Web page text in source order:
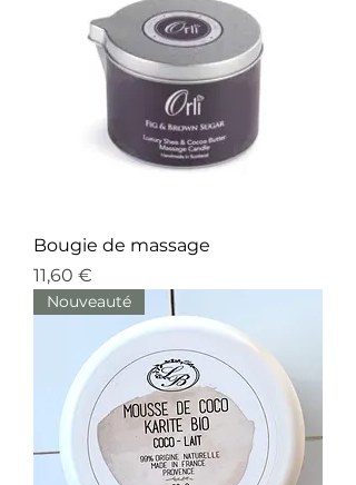
Bougie de massage
Prix
11,60 €
Nouveauté